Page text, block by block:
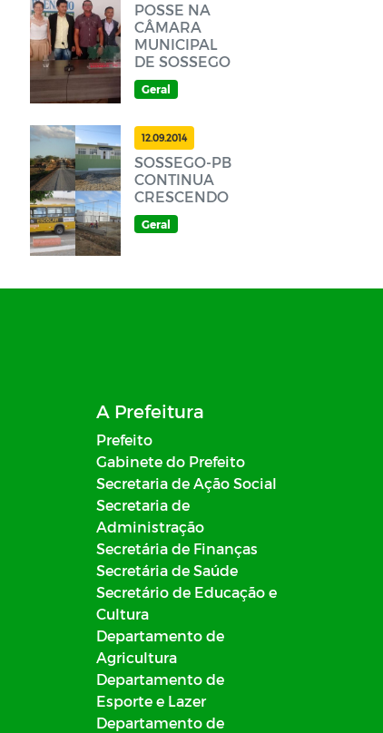
POSSE NA
CÂMARA
MUNICIPAL
DE SOSSEGO
Geral
12.09.2014
SOSSEGO-PB
CONTINUA
CRESCENDO
Geral
A Prefeitura
Prefeito
Gabinete do Prefeito
Secretaria de Ação Social
Secretaria de
Administração
Secretária de Finanças
Secretária de Saúde
Secretário de Educação e
Cultura
Departamento de
Agricultura
Departamento de
Esporte e Lazer
Departamento de